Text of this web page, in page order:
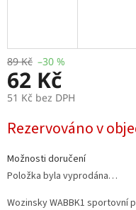
89 Kč –30 %
62 Kč
51 Kč bez DPH
cena:
Rezervováno v
Možnosti doručení
Položka byla vyprodána…
Wozinsky WABBK1 sportovní